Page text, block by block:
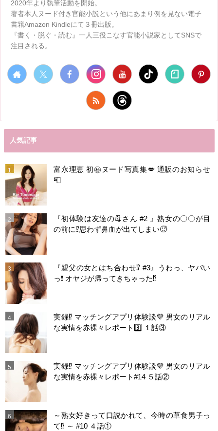
2020年より執筆活動を開始。
著者本人ヌード付き官能小説という他にあまり例を見ない電子
書籍Amazon Kindleにて３冊出版。
『書く・脱ぐ・読む』一人三役こなす官能小説家としてSNSで
注目される。
人気記事
富永理恵 初㊙️ヌード写真集💋 通販のお知らせ
📮
『初体験は友達の母さん #2 』熟女の〇〇が目
の前に⁉️思わず鼻血が出てしまい🥵
『親父の女とはち合わせ⁉︎ #3』うわっ、ヤバい
っ❗️ オヤジが帰ってきちゃった⁉️
実録⁉️ マッチングアプリ体験談💜 男女のリアル
な実情を赤裸々レポート3️⃣ １話③
実録⁉️ マッチングアプリ体験談💜 男女のリアル
な実情を赤裸々レポート#14 ５話②
～熟女好きって口説かれて、今時の草食男子っ
て⁉️ ～ #10 ４話①